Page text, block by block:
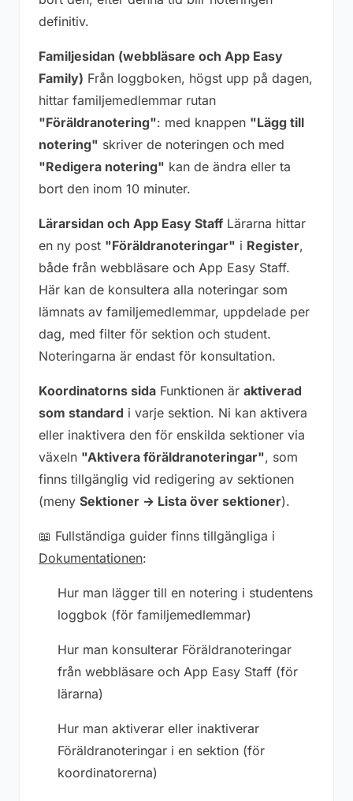
definitiv.
Familjesidan (webbläsare och App Easy
Family) Från loggboken, högst upp på dagen,
hittar familjemedlemmar rutan
"Föräldranotering": med knappen "Lägg till
notering" skriver de noteringen och med
"Redigera notering" kan de ändra eller ta
bort den inom 10 minuter.
Lärarsidan och App Easy Staff Lärarna hittar
en ny post "Föräldranoteringar" i Register,
både från webbläsare och App Easy Staff.
Här kan de konsultera alla noteringar som
lämnats av familjemedlemmar, uppdelade per
dag, med filter för sektion och student.
Noteringarna är endast för konsultation.
Koordinatorns sida Funktionen är aktiverad
som standard i varje sektion. Ni kan aktivera
eller inaktivera den för enskilda sektioner via
växeln "Aktivera föräldranoteringar", som
finns tillgänglig vid redigering av sektionen
(meny Sektioner → Lista över sektioner).
📖 Fullständiga guider finns tillgängliga i
Dokumentationen:
Hur man lägger till en notering i studentens
loggbok (för familjemedlemmar)
Hur man konsulterar Föräldranoteringar
från webbläsare och App Easy Staff (för
lärarna)
Hur man aktiverar eller inaktiverar
Föräldranoteringar i en sektion (för
koordinatorerna)